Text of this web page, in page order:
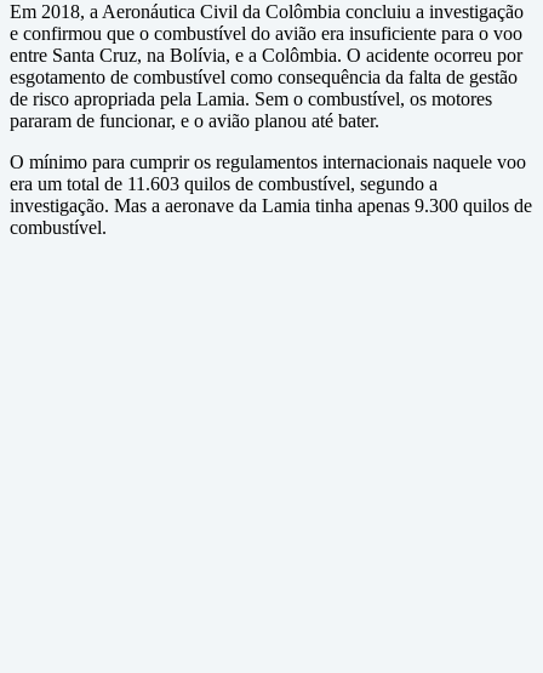
Em 2018, a Aeronáutica Civil da Colômbia concluiu a investigação
e confirmou que o combustível do avião era insuficiente para o voo
entre Santa Cruz, na Bolívia, e a Colômbia. O acidente ocorreu por
esgotamento de combustível como consequência da falta de gestão
de risco apropriada pela Lamia. Sem o combustível, os motores
pararam de funcionar, e o avião planou até bater.
O mínimo para cumprir os regulamentos internacionais naquele voo
era um total de 11.603 quilos de combustível, segundo a
investigação. Mas a aeronave da Lamia tinha apenas 9.300 quilos de
combustível.